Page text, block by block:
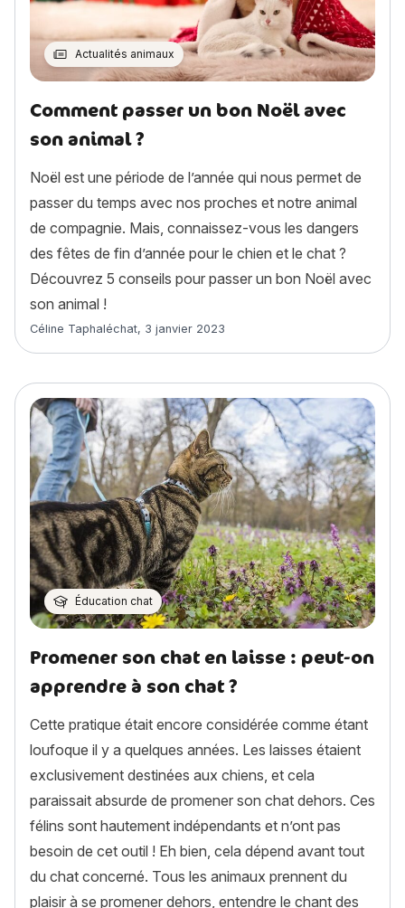
Actualités animaux
Comment passer un bon Noël avec
son animal ?
Noël est une période de l’année qui nous permet de
passer du temps avec nos proches et notre animal
de compagnie. Mais, connaissez-vous les dangers
des fêtes de fin d’année pour le chien et le chat ?
Découvrez 5 conseils pour passer un bon Noël avec
son animal !
Article rédigé par
Céline Taphaléchat, 3 janvier 2023
Éducation chat
Promener son chat en laisse : peut-on
apprendre à son chat ?
Cette pratique était encore considérée comme étant
loufoque il y a quelques années. Les laisses étaient
exclusivement destinées aux chiens, et cela
paraissait absurde de promener son chat dehors. Ces
félins sont hautement indépendants et n’ont pas
besoin de cet outil ! Eh bien, cela dépend avant tout
du chat concerné. Tous les animaux prennent du
plaisir à se promener dehors, entendre le chant des